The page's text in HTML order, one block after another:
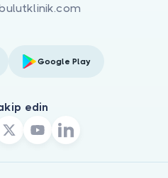
Google Play
edin